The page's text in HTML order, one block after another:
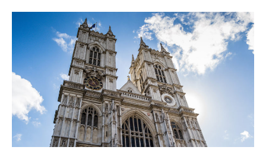
倫
敦
Westminster&St
Paul’s
大